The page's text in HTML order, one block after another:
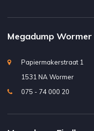
Megadump Wormer
Papiermakerstraat 1
1531 NA Wormer
075 - 74 000 20